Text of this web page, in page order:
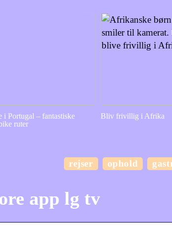
i Portugal – fantastiske
ruter
Bliv frivillig i Afrika
rejser ophold
app lg tv